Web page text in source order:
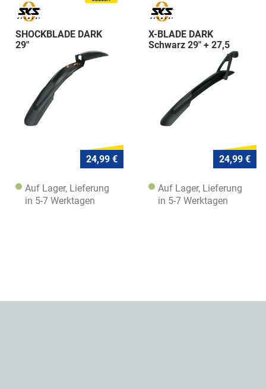
SHOCKBLADE DARK
29"
24,99 €
Auf Lager, Lieferung
in 5-7 Werktagen
X-BLADE DARK
Schwarz 29" + 27,5
24,99 €
Auf Lager, Lieferung
in 5-7 Werktagen